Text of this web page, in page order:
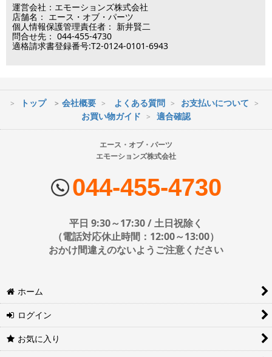
※最短到着をご希望の場合、時間指定不可の地域があります。
※配送業者の状況により荷物に遅延が生じる場合もございますので
ヤマト運輸・佐川急便・日本郵便・西濃運輸を使用しております。
配送会社はお選びいただけません。
時間指定は下記の通りです。
日時指定は4日後以降の指定となります。それ以前の日時指定をご希
望の場合は備考欄に記入をお願いします。
■地域ごとの最短配達日時について
い。
営業時間：09:30～17:30
（電話対応休止時間：12:00～13:00）
土日祝日は出荷業務のみ行います。
土日祝日は電話・メールのお問い合わせ返信は
運営会社：エモーションズ株式会社
店舗名： エース・オブ・パーツ
個人情報保護管理責任者： 新井賢二
問合せ先： 044-455-4730
適格請求書登録番号:T2-0124-0101-6943
トップ 会社概要 よくある質問
お支払いについて
お買い物ガイド
適合確認
エース・オブ・パーツ
エモーションズ株式会社
044-455-4730
平日 9:30～17:30 / 土日祝除く
（電話対応休止時間：12:00～13:00）
おかけ間違えのないようご注意ください
ホーム
ログイン
お気に入り